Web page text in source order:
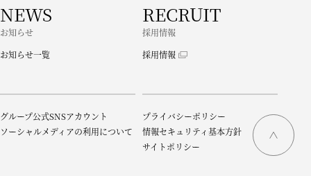
NEWS
お知らせ
お知らせ一覧
RECRUIT
採用情報
採用情報
グループ公式SNSアカウント
ソーシャルメディアの利用について
プライバシーポリシー
情報セキュリティ基本方針
サイトポリシー